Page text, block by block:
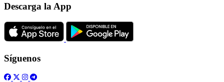
Descarga la App
Síguenos